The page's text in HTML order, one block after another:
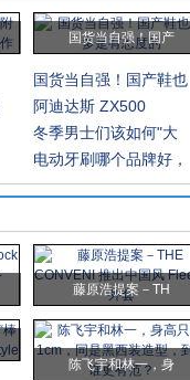
国货当自强！国产
国货当自强！国产鞋也
阿迪达斯 ZX500
冬季男士们该如何"大
电动牙刷哪个品牌好，
藤原浩提案－TH
陈飞宇和林一，身